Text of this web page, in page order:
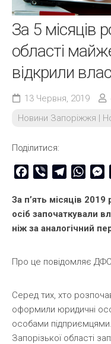
За 5 місяців
області
відкрили
13 Червня, 2019
Новини Запоріжжя |
Поділитися:
Facebook
Viber Telegram
За п’ять місяців 2019
осіб започаткували
ніж за аналогічний
Про це повідомляє ДФС
Серед тих, хто
оформили юридичні
особами
Запорізької області